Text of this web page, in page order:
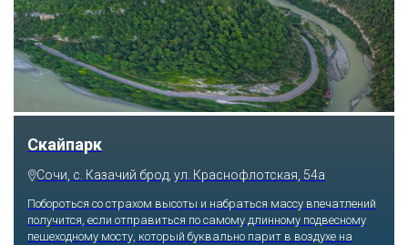
Скайпарк
Сочи, с. Казачий брод, ул. Краснофлотская, 54а
Побороться со страхом высоты и набраться массу впечатлений
получится, если отправиться по самому длинному подвесному
пешеходному мосту, который буквально парит в воздухе на